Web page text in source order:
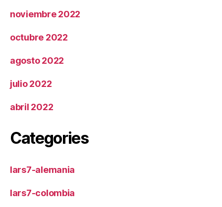
noviembre 2022
octubre 2022
agosto 2022
julio 2022
abril 2022
Categories
lars7-alemania
lars7-colombia